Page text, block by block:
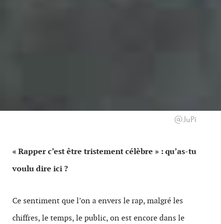
@JuPi
« Rapper c’est être tristement célèbre » : qu’as-tu
voulu dire ici ?
Ce sentiment que l’on a envers le rap, malgré les
chiffres, le temps, le public, on est encore dans le